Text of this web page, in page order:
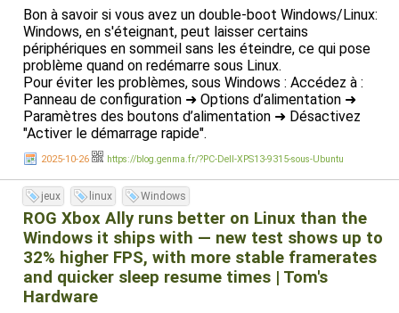
Bon à savoir si vous avez un double-boot Windows/Linux:
Windows, en s'éteignant, peut laisser certains
périphériques en sommeil sans les éteindre, ce qui pose
problème quand on redémarre sous Linux.
Pour éviter les problèmes, sous Windows : Accédez à :
Panneau de configuration ➜ Options d’alimentation ➜
Paramètres des boutons d’alimentation ➜ Désactivez
"Activer le démarrage rapide".
2025-10-26 https://blog.genma.fr/?PC-Dell-XPS13-9315-sous-Ubuntu
jeux linux Windows
ROG Xbox Ally runs better on Linux than the
Windows it ships with — new test shows up to
32% higher FPS, with more stable framerates
and quicker sleep resume times | Tom's
Hardware